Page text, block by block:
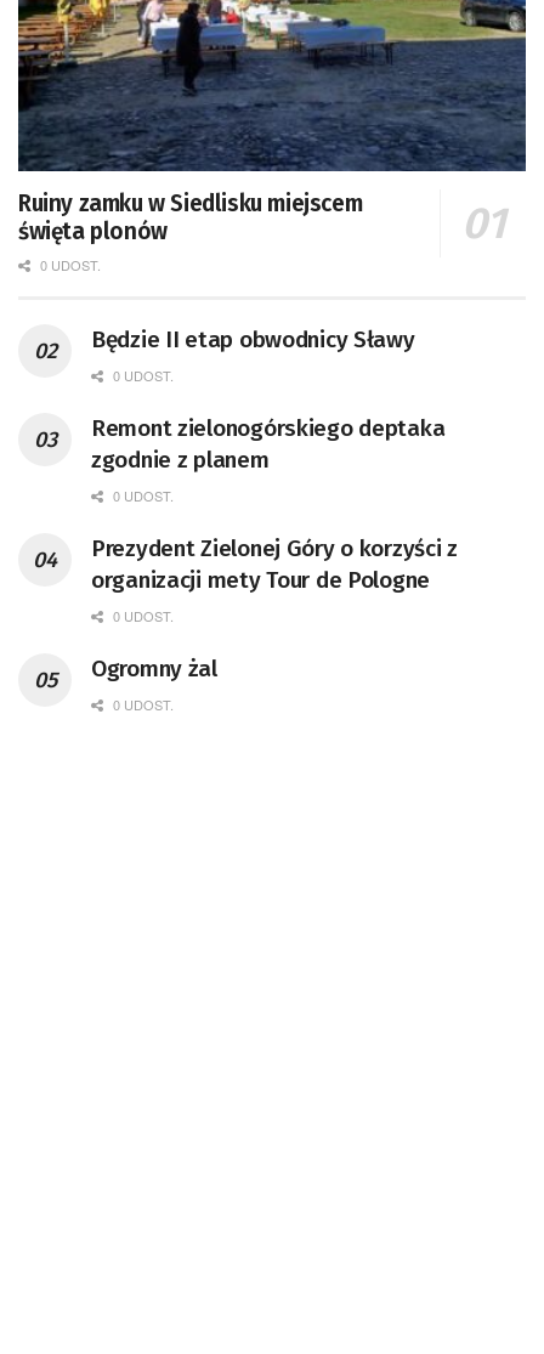
Ruiny zamku w Siedlisku miejscem
święta plonów
0 UDOST.
Będzie II etap obwodnicy Sławy
0 UDOST.
Remont zielonogórskiego deptaka
zgodnie z planem
0 UDOST.
Prezydent Zielonej Góry o korzyści z
organizacji mety Tour de Pologne
0 UDOST.
Ogromny żal
0 UDOST.